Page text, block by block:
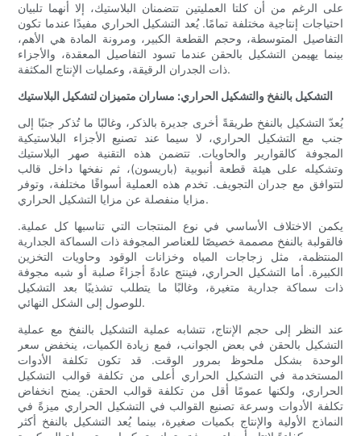
على الرغم من أن كلتا العمليتين تتضمنان البلاستيك، إلا أنهما تلبيان
احتياجات إنتاجية مختلفة تمامًا. يُعد التشكيل الحراري مفيدًا عندما تكون
التفاصيل المتوسطة، وحجم القطعة الكبير، ومرونة المادة هي الأهم،
بينما يهيمن التشكيل بالحقن عندما تسود التفاصيل المعقدة، والأجزاء
ذات الجدران الرقيقة، وعمليات الإنتاج المكثفة.
التشكيل بالنفخ والتشكيل الحراري: مساران متميزان لتشكيل البلاستيك
يُعدّ التشكيل بالنفخ طريقةً أخرى جديرة بالذكر، وغالبًا ما تُذكر جنبًا إلى
جنب مع التشكيل الحراري، لا سيما عند تصنيع الأجزاء البلاستيكية
المجوفة كالقوارير والحاويات. تتضمن هذه التقنية صهر البلاستيك
وتشكيله على هيئة قطعة أنبوبية (باريسون)، ثم نفخها داخل قالب
لتتوافق مع جدران التجويف. تخدم هذه العملية أسواقًا مختلفة، وتوفر
مزايا منفصلة عن مزايا التشكيل الحراري.
يكمن الاختلاف الأساسي في نوع المنتجات التي تناسبها كل عملية.
فالقولبة بالنفخ مصممة خصيصًا للعناصر المجوفة ذات السماكة الجدارية
المنتظمة، مثل زجاجات المياه وخزانات الوقود وحاويات التخزين
الكبيرة. أما التشكيل الحراري، فينتج عادةً أجزاءً صلبة أو شبه مجوفة
ذات سماكة جدارية متغيرة، وغالبًا ما يتطلب تشذيبًا بعد التشكيل
للوصول إلى الشكل النهائي.
عند النظر إلى حجم الإنتاج، تتشابه عملية التشكيل بالنفخ مع عملية
التشكيل بالحقن في بعض الجوانب، فمع زيادة الكميات، ينخفض ​​سعر
الوحدة بشكل ملحوظ بمرور الوقت. قد تكون تكلفة الأدوات
المستخدمة في التشكيل الحراري أعلى من تكلفة قوالب التشكيل
الحراري، ولكنها عمومًا أقل من تكلفة قوالب الحقن. يمنح انخفاض
تكلفة الأدوات وسرعة تصنيع القوالب في التشكيل الحراري ميزةً في
النماذج الأولية والإنتاج بكميات صغيرة، بينما يُعد التشكيل بالنفخ أكثر